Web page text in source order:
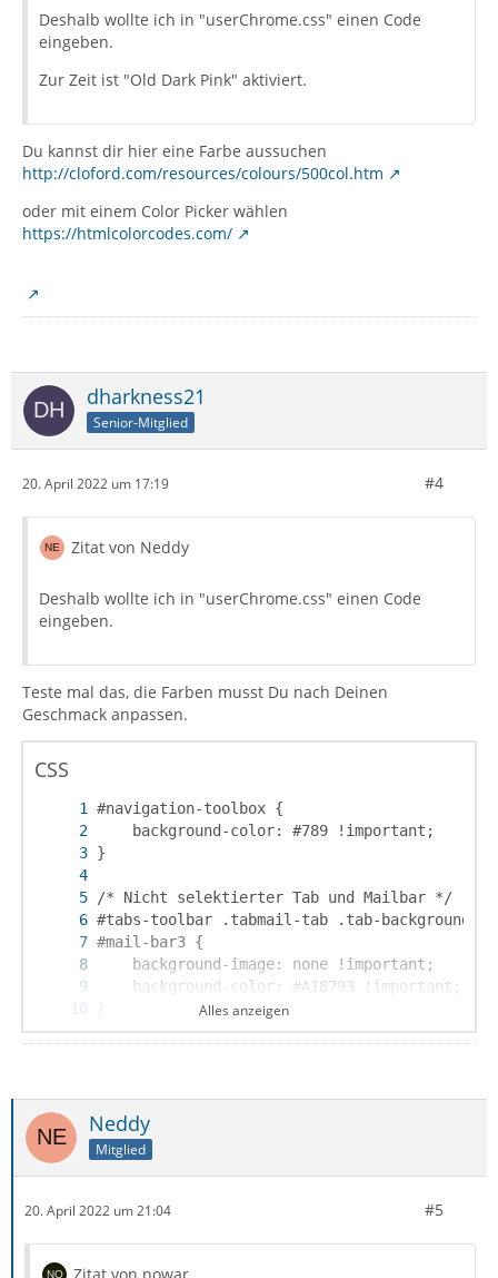
Deshalb wollte ich in "userChrome.css" einen Code
eingeben.
Zur Zeit ist "Old Dark Pink" aktiviert.
Du kannst dir hier eine Farbe aussuchen
http://cloford.com/resources/colours/500col.htm
oder mit einem Color Picker wählen
https://htmlcolorcodes.com/
dharkness21
Senior-Mitglied
20. April 2022 um 17:19 #4
Zitat von Neddy
Deshalb wollte ich in "userChrome.css" einen Code
eingeben.
Teste mal das, die Farben musst Du nach Deinen
Geschmack anpassen.
CSS
}
Alles anzeigen
Neddy
Mitglied
20. April 2022 um 21:04 #5